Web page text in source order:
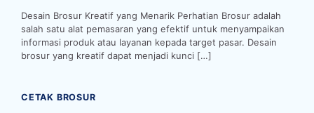
Desain Brosur Kreatif yang Menarik Perhatian Brosur adalah
salah satu alat pemasaran yang efektif untuk menyampaikan
informasi produk atau layanan kepada target pasar. Desain
brosur yang kreatif dapat menjadi kunci […]
CETAK BROSUR